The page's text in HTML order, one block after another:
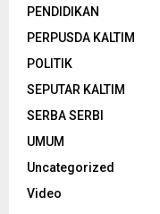
PENDIDIKAN
PERPUSDA KALTIM
POLITIK
SEPUTAR KALTIM
SERBA SERBI
UMUM
Uncategorized
Video